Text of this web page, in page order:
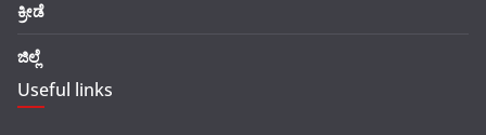
ಕ್ರೀಡೆ
ಜಿಲ್ಲೆ
Useful links